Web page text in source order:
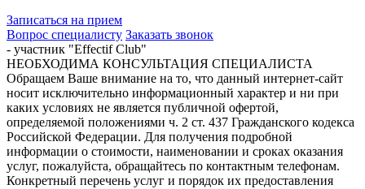
Записаться на прием
Вопрос специалисту Заказать звонок
- участник "Effectif Club"
НЕОБХОДИМА КОНСУЛЬТАЦИЯ СПЕЦИАЛИСТА
Обращаем Ваше внимание на то, что данный интернет-сайт
носит исключительно информационный характер и ни при
каких условиях не является публичной офертой,
определяемой положениями ч. 2 ст. 437 Гражданского кодекса
Российской Федерации. Для получения подробной
информации о стоимости, наименовании и сроках оказания
услуг, пожалуйста, обращайтесь по контактным телефонам.
Конкретный перечень услуг и порядок их предоставления